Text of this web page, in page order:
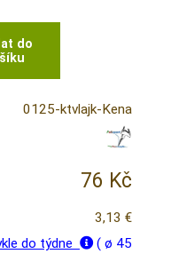
0125-ktvlajk-Kena
76 Kč
3,13 €
do týdne
( ø 45